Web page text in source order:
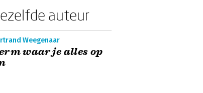
auteur
Weegenaar
waar je alles op